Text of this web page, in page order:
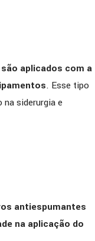
aplicados com a
. Esse tipo
siderurgia e
antiespumantes
na aplicação do